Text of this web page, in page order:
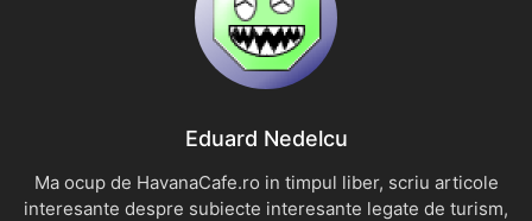
Eduard Nedelcu
Ma ocup de HavanaCafe.ro in timpul liber, scriu articole
interesante despre subiecte interesante legate de turism,